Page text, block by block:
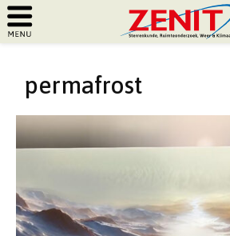
PRIMARY
MENU
permafrost